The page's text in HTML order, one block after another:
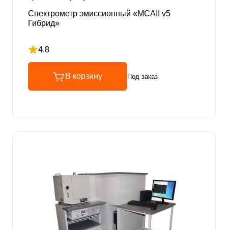
Спектрометр эмиссионный «МСАII v5
Гибрид»
4.8
Рейтинг 4.8 из 5
В корзину Под заказ